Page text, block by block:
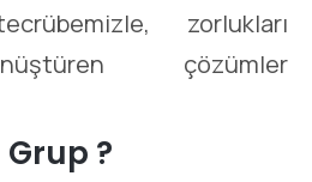
zorlukları
çözümler
?